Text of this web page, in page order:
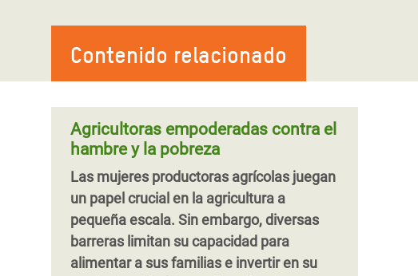
Contenido relacionado
Agricultoras empoderadas contra el
hambre y la pobreza
Las mujeres productoras agrícolas juegan
un papel crucial en la agricultura a
pequeña escala. Sin embargo, diversas
barreras limitan su capacidad para
alimentar a sus familias e invertir en su